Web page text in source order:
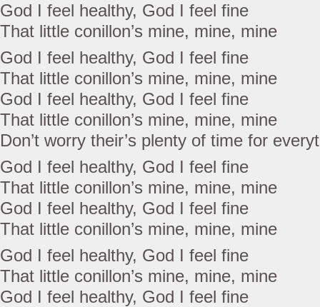
God I feel healthy, God I feel fine
That little conillon’s mine, mine, mine
God I feel healthy, God I feel fine
That little conillon’s mine, mine, mine
God I feel healthy, God I feel fine
That little conillon’s mine, mine, mine
Don’t worry their’s plenty of time for
God I feel healthy, God I feel fine
That little conillon’s mine, mine, mine
God I feel healthy, God I feel fine
That little conillon’s mine, mine, mine
God I feel healthy, God I feel fine
That little conillon’s mine, mine, mine
God I feel healthy, God I feel fine